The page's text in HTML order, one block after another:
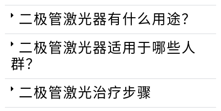
二极管激光器有什么用途？
二极管激光器适用于哪些人
群？
二极管激光治疗步骤